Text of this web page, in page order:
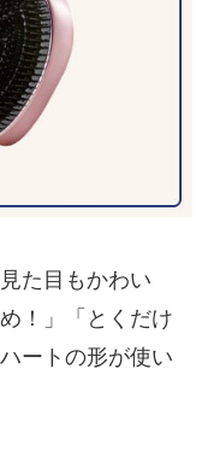
た目もかわい
！」「とくだけ
ートの形が使い